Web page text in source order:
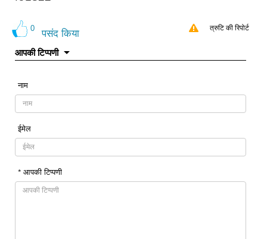
0 पसंद किया त्रुटि की रिपोर्ट
आपकी टिप्पणी
नाम
ईमेल
* आपकी टिप्पणी